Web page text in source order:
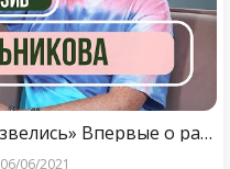
Дарья Мельникова - «Мы развелись» Впервые о разводе с Артуром Смольяниновым
06/06/2021